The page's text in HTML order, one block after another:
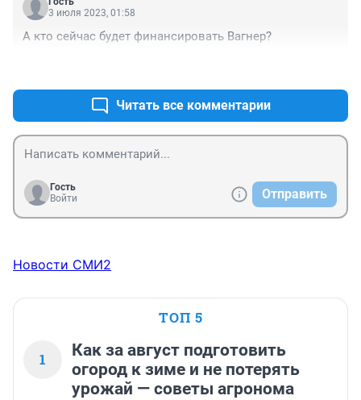
3 июля 2023, 01:58
А кто сейчас будет финансировать Вагнер?
Читать все комментарии
Гость
Войти
Отправить
Новости СМИ2
ТОП 5
1
Как за август подготовить
огород к зиме и не потерять
урожай — советы агронома